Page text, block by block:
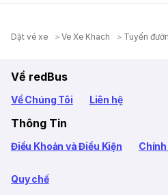
Dặt vé xe Ve Xe Khach Tuyến
Về redBus
Về Chúng Tôi Liên hệ
Thông Tin
Điều Khoản và Điều Kiện
Quy chế